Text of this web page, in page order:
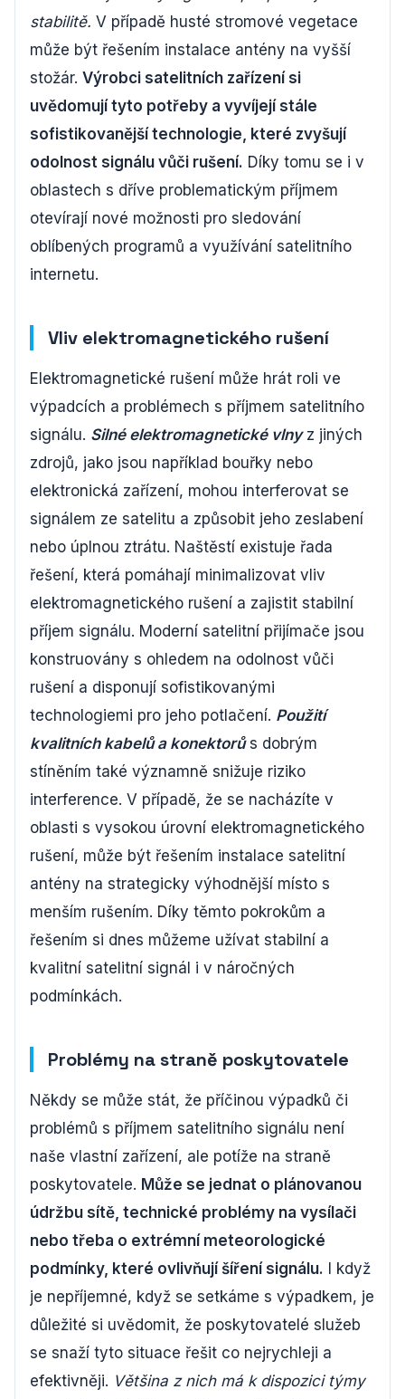
stabilitě. V případě husté stromové vegetace
může být řešením instalace antény na vyšší
stožár. Výrobci satelitních zařízení si
uvědomují tyto potřeby a vyvíjejí stále
sofistikovanější technologie, které zvyšují
odolnost signálu vůči rušení. Díky tomu se i v
oblastech s dříve problematickým příjmem
otevírají nové možnosti pro sledování
oblíbených programů a využívání satelitního
internetu.
Vliv elektromagnetického rušení
Elektromagnetické rušení může hrát roli ve
výpadcích a problémech s příjmem satelitního
signálu. Silné elektromagnetické vlnyz jiných
zdrojů, jako jsou například bouřky nebo
elektronická zařízení, mohou interferovat se
signálem ze satelitu a způsobit jeho zeslabení
nebo úplnou ztrátu. Naštěstí existuje řada
řešení, která pomáhají minimalizovat vliv
elektromagnetického rušení a zajistit stabilní
příjem signálu. Moderní satelitní přijímače jsou
konstruovány s ohledem na odolnost vůči
rušení a disponují sofistikovanými
technologiemi pro jeho potlačení. Použití
kvalitních kabelů a konektorůs dobrým
stíněním také významně snižuje riziko
interference. V případě, že se nacházíte v
oblasti s vysokou úrovní elektromagnetického
rušení, může být řešením instalace satelitní
antény na strategicky výhodnější místo s
menším rušením. Díky těmto pokrokům a
řešením si dnes můžeme užívat stabilní a
kvalitní satelitní signál i v náročných
podmínkách.
Problémy na straně poskytovatele
Někdy se může stát, že příčinou výpadků či
problémů s příjmem satelitního signálu není
naše vlastní zařízení, ale potíže na straně
poskytovatele. Může se jednat o plánovanou
údržbu sítě, technické problémy na vysílači
nebo třeba o extrémní meteorologické
podmínky, které ovlivňují šíření signálu. I když
je nepříjemné, když se setkáme s výpadkem, je
důležité si uvědomit, že poskytovatelé služeb
se snaží tyto situace řešit co nejrychleji a
efektivněji. Většina z nich má k dispozici týmy